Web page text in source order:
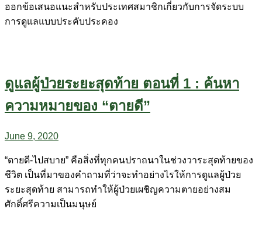
ออกข้อเสนอแนะสำหรับประเทศสมาชิกเกี่ยวกับการจัดระบบ
การดูแลแบบประคับประคอง
ดูแลผู้ป่วยระยะสุดท้าย ตอนที่ 1 : ค้นหา
ความหมายของ “ตายดี”
June 9, 2020
“ตายดี​-ไปสบาย”​ คือสิ่งที่ทุกคนปราถนาในช่วงวาระสุดท้ายของ
ชีวิต เป็นที่มาของคำถามที่ว่าจะทำอย่างไรให้การดูแลผู้ป่วย
ระยะสุดท้าย สามารถทำให้ผู้ป่วยเผชิญความตายอย่างสม
ศักดิ์ศรีความเป็นมนุษย์​